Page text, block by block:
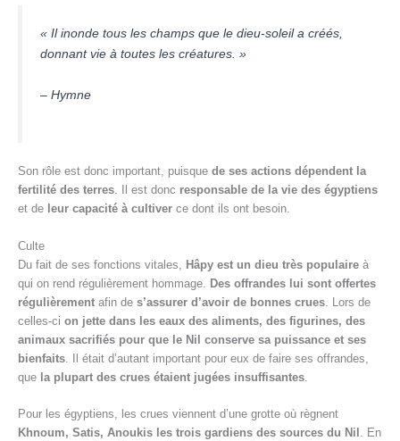
« Il inonde tous les champs que le dieu-soleil a créés,
donnant vie à toutes les créatures. »
– Hymne
Son rôle est donc important, puisque de ses actions dépendent la
fertilité des terres. Il est donc responsable de la vie des égyptiens
et de leur capacité à cultiver ce dont ils ont besoin.
Culte
Du fait de ses fonctions vitales, Hâpy est un dieu très populaire à
qui on rend régulièrement hommage. Des offrandes lui sont offertes
régulièrement afin de s’assurer d’avoir de bonnes crues . Lors de
celles-ci on jette dans les eaux des aliments, des figurines, des
animaux sacrifiés pour que le Nil conserve sa puissance et ses
bienfaits . Il était d’autant important pour eux de faire ses offrandes,
que la plupart des crues étaient jugées insuffisantes
Pour les égyptiens, les crues viennent d’une grotte où règnent
Khnoum, Satis, Anoukis les trois gardiens des sources du Nil . En